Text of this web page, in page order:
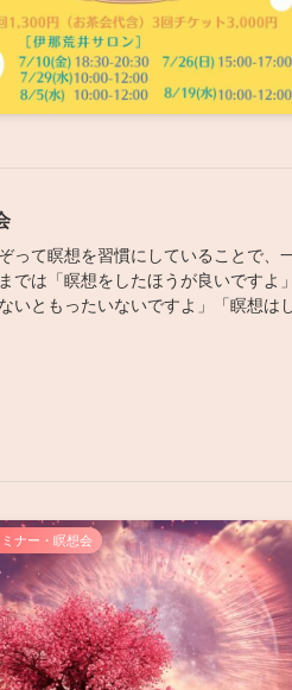
って瞑想を習慣にしていることで、
では「瞑想をしたほうが良いですよ
いともったいないですよ」「瞑想は
ミナー・瞑想会